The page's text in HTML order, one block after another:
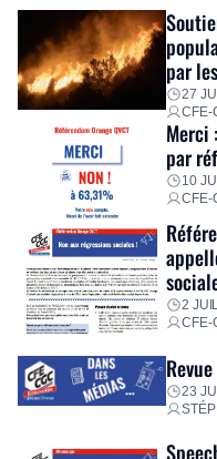
Fidèle à sa mission
immédiatement ses
personnalisé, des aides
premières dépenses, […]
par
27
CFE-
Merci
par
10
CFE-
2
CFE-
23